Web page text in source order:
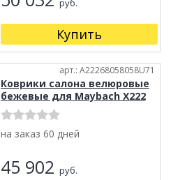
руб.
Купить
арт.: A22268058058U71
Коврики салона велюровые
бежевые для Maybach X222
на заказ 60 дней
45 902 руб.